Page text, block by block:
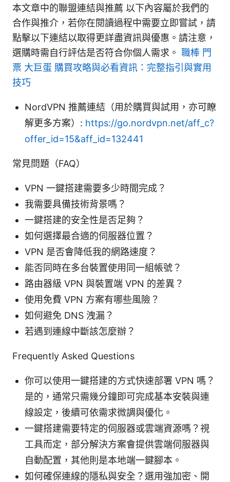
本文章中的聯盟連結與推薦 以下內容屬於我們的
合作與推介，若你在閱讀過程中需要立即嘗試，請
點擊以下連結以取得更詳盡資訊與優惠。請注意，
選購時需自行評估是否符合你個人需求。 職棒 門
票 大巨蛋 購買攻略與必看資訊：完整指引與實用
技巧
NordVPN 推薦連結（用於購買與試用，亦可瞭
解更多方案）: https://go.nordvpn.net/aff_c?
offer_id=15&aff_id=132441
常見問題（FAQ）
VPN 一鍵搭建需要多少時間完成？
我需要具備技術背景嗎？
一鍵搭建的安全性是否足夠？
如何選擇最合適的伺服器位置？
VPN 是否會降低我的網路速度？
能否同時在多台裝置使用同一組帳號？
路由器級 VPN 與裝置端 VPN 的差異？
使用免費 VPN 方案有哪些風險？
如何避免 DNS 洩漏？
若遇到連線中斷該怎麼辦？
Frequently Asked Questions
你可以使用一鍵搭建的方式快速部署 VPN 嗎？
是的，通常只需幾分鐘即可完成基本安裝與連
線設定，後續可依需求微調與優化。
一鍵搭建需要特定的伺服器或雲端資源嗎？視
工具而定，部分解決方案會提供雲端伺服器與
自動配置，其他則是本地端一鍵腳本。
如何確保連線的隱私與安全？選用強加密、開